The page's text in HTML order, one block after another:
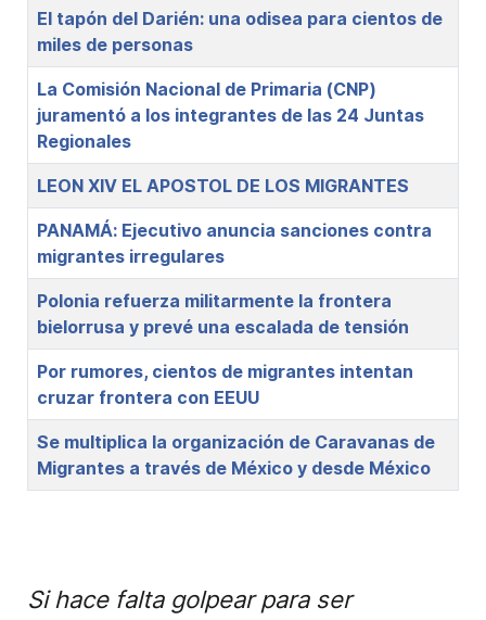
El tapón del Darién: una odisea para cientos de
miles de personas
La Comisión Nacional de Primaria (CNP)
juramentó a los integrantes de las 24 Juntas
Regionales
LEON XIV EL APOSTOL DE LOS MIGRANTES
PANAMÁ: Ejecutivo anuncia sanciones contra
migrantes irregulares
Polonia refuerza militarmente la frontera
bielorrusa y prevé una escalada de tensión
Por rumores, cientos de migrantes intentan
cruzar frontera con EEUU
Se multiplica la organización de Caravanas de
Migrantes a través de México y desde México
Si hace falta golpear para ser